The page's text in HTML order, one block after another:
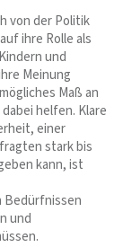
von der Politik
ihre Rolle als
und
Meinung
Maß an
helfen. Klare
einer
stark bis
kann, ist
Bedürfnissen
und